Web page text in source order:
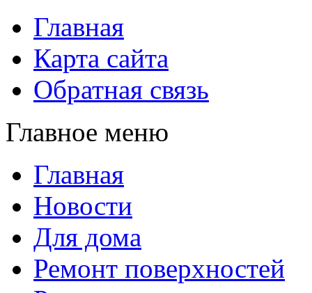
Главная
Карта сайта
Обратная связь
Главное меню
Главная
Новости
Для дома
Ремонт поверхностей